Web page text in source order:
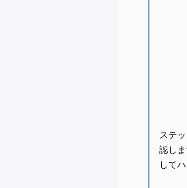
ステ
認し
して